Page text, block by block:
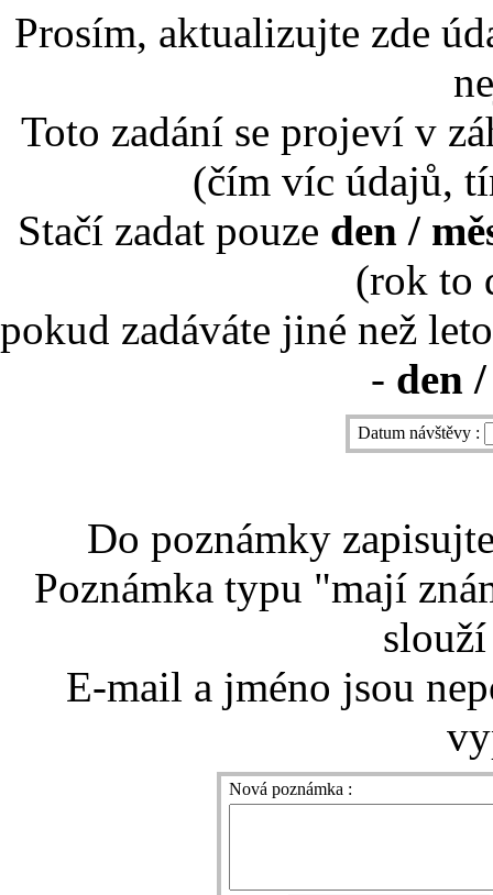
Prosím, aktualizujte zde
Toto zadání se projeví v
(čím víc údajů,
Stačí zadat pouze den /
(rok to
pokud zadáváte jiné než
- den
Datum návštěvy :
Do poznámky
Poznámka typu "mají
E-mail a jméno jsou
Nová poznámka :